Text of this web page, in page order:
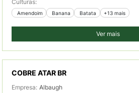
Culturas:
Amendoim Banana Batata +13 mais
Ver mais
COBRE ATAR BR
Empresa: Albaugh